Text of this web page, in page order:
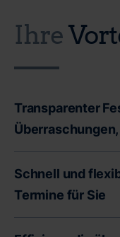
Ihre
Transparenter
Kostenkontrolle -
unerwartete
stehen Sie oft vor
Schnell und
Termine für Sie